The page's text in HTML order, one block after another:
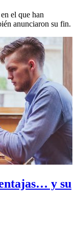
el que han
anunciaron su fin.
y su